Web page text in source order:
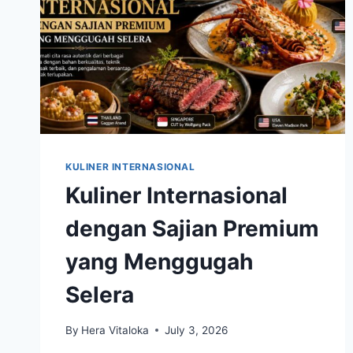
KULINER INTERNASIONAL
Kuliner Internasional
dengan Sajian Premium
yang Menggugah
Selera
By Hera Vitaloka July 3, 2026